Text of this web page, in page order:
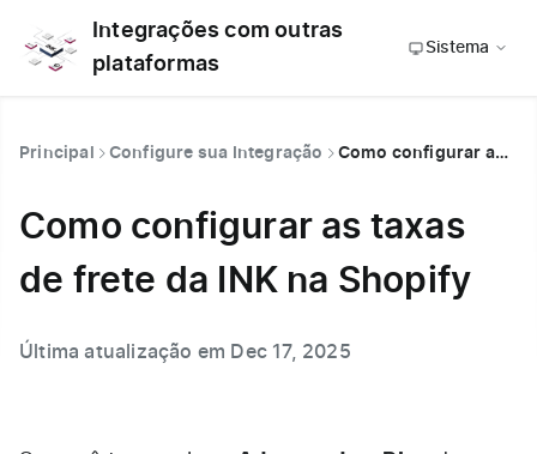
Integrações com outras
plataformas
Sistema
Principal Configure sua Integração Como configurar as taxas de frete da INK na Shopify
Como configurar as taxas
de frete da INK na Shopify
Última atualização em Dec 17, 2025